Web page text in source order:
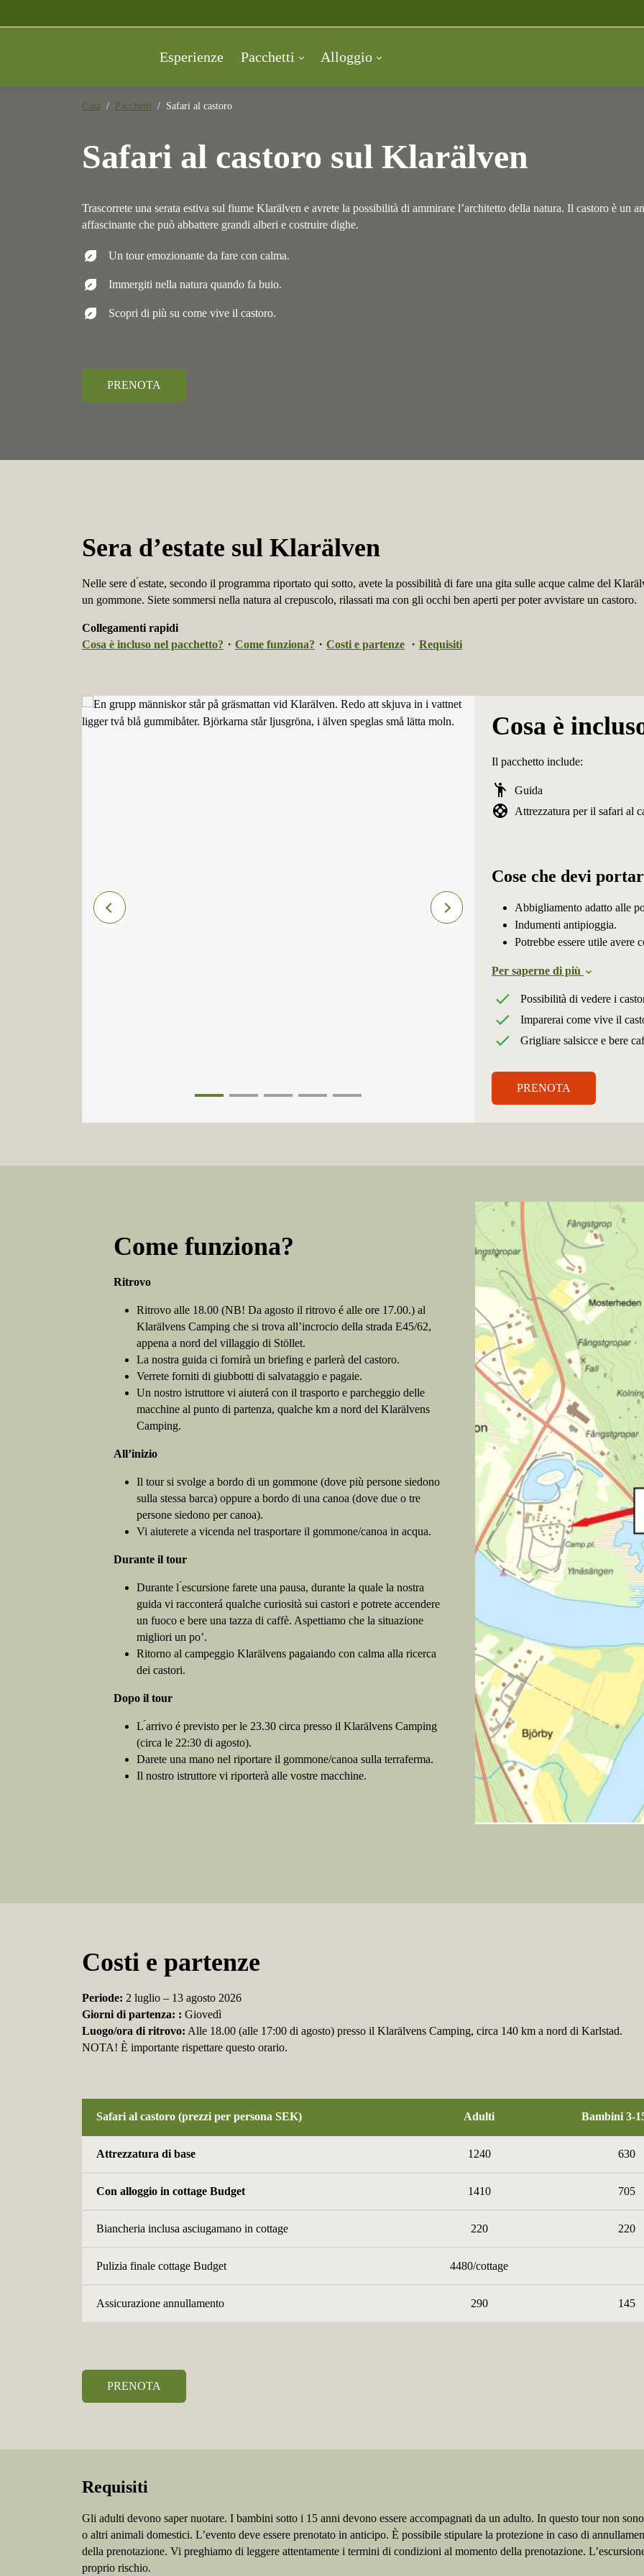
Esperienze Pacchetti Alloggio
Casa Pacchetti Safari al castoro
Safari al castoro sul Klarälven
Trascorrete una serata estiva sul fiume Klarälven e avrete la possibilità di ammirare l’architetto della natura. Il castoro è un
affascinante che può abbattere grandi alberi e costruire dighe.
nest_eco_leaf Un tour emozionante da fare con calma.
nest_eco_leaf Immergiti nella natura quando fa buio.
nest_eco_leaf Scopri di più su come vive il castoro.
PRENOTA
Sera d’estate sul Klarälven
Nelle sere d ́estate, secondo il programma riportato qui sotto, avete la possibilità di fare una gita sulle acque calme del
un gommone. Siete sommersi nella natura al crepuscolo, rilassati ma con gli occhi ben aperti per poter avvistare un castoro.
Collegamenti rapidi
Cosa è incluso nel pacchetto? ・ Come funziona? ・ Costi e partenze ・ Requisiti
Cosa è
Il pacchetto include:
emoji_people Guida
support Attrezzatura per il safari al
Cose che devi
Abbigliamento adatto alle
Indumenti antipioggia.
Potrebbe essere utile avere
Per saperne di più
Possibilità di vedere i
Imparerai come vive il
Grigliare salsicce e bere
PRENOTA
Come funziona?
Ritrovo
Ritrovo alle 18.00 (NB! Da agosto il ritrovo é alle ore 17.00.) al
Klarälvens Camping che si trova all’incrocio della strada E45/62,
appena a nord del villaggio di Stöllet.
La nostra guida ci fornirà un briefing e parlerà del castoro.
Verrete forniti di giubbotti di salvataggio e pagaie.
Un nostro istruttore vi aiuterá con il trasporto e parcheggio delle
macchine al punto di partenza, qualche km a nord del Klarälvens
Camping.
All’inizio
Il tour si svolge a bordo di un gommone (dove più persone siedono
sulla stessa barca) oppure a bordo di una canoa (dove due o tre
persone siedono per canoa).
Vi aiuterete a vicenda nel trasportare il gommone/canoa in acqua.
Durante il tour
Durante l ́escursione farete una pausa, durante la quale la nostra
guida vi racconterá qualche curiosità sui castori e potrete accendere
un fuoco e bere una tazza di caffè. Aspettiamo che la situazione
migliori un po’.
Ritorno al campeggio Klarälvens pagaiando con calma alla ricerca
dei castori.
Dopo il tour
L ́arrivo é previsto per le 23.30 circa presso il Klarälvens Camping
(circa le 22:30 di agosto).
Darete una mano nel riportare il gommone/canoa sulla terraferma.
Il nostro istruttore vi riporterà alle vostre macchine.
Costi e partenze
Periode: 2 luglio – 13 agosto 2026
Giorni di partenza: : Giovedì
Luogo/ora di ritrovo: Alle 18.00 (alle 17:00 di agosto) presso il Klarälvens Camping, circa 140 km a nord di Karlstad.
NOTA! È importante rispettare questo orario.
Safari al castoro (prezzi per persona SEK) Adulti Bambini 3-
Attrezzatura di base 1240 630
Con alloggio in cottage Budget 1410 705
Biancheria inclusa asciugamano in cottage 220 220
Pulizia finale cottage Budget 4480/cottage
Assicurazione annullamento 290 145
PRENOTA
Requisiti
Gli adulti devono saper nuotare. I bambini sotto i 15 anni devono essere accompagnati da un adulto. In questo tour non
o altri animali domestici. L’evento deve essere prenotato in anticipo. È possibile stipulare la protezione in caso di
della prenotazione. Vi preghiamo di leggere attentamente i termini di condizioni al momento della prenotazione.
proprio rischio.